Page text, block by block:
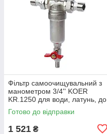
Фільтр самоочищувальний з
манометром 3/4'' KOER
KR.1250 для води, латунь, до
10 бар (KR2657)
Готово до відправки
1 521 ₴